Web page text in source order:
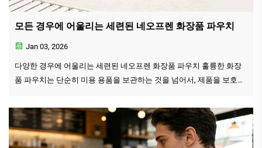
모든 경우에 어울리는 세련된 네오프렌 화장품 파우치
Jan 03, 2026
다양한 경우에 어울리는 세련된 네오프렌 화장품 파우치 훌륭한 화장
품 파우치는 단순히 미용 용품을 보관하는 것을 넘어서, 제품을 보호하
로 이러한 이유로 네오프렌 화장품 파우치가 인기를 끌고 있습니다...